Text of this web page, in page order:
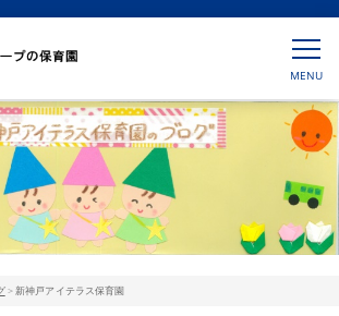
>新神戸アイテラス保育園